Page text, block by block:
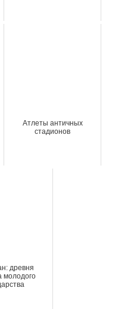
Атлеты античных
стадионов
древня
молодого